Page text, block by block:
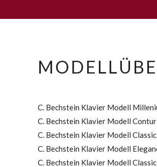
C. Bechstein Klavier Modell
C. Bechstein Klavier Modell
C. Bechstein Klavier Modell
C. Bechstein Klavier Modell
C. Bechstein Klavier Modell